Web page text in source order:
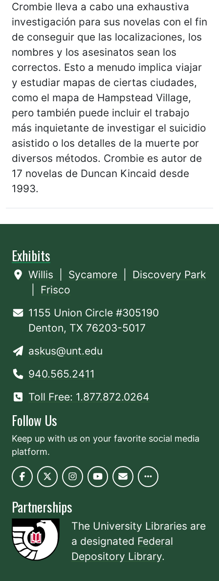
Crombie lleva a cabo una exhaustiva
investigación para sus novelas con el fin
de conseguir que las localizaciones, los
nombres y los asesinatos sean los
correctos. Esto a menudo implica viajar
y estudiar mapas de ciertas ciudades,
como el mapa de Hampstead Village,
pero también puede incluir el trabajo
más inquietante de investigar el suicidio
asistido o los detalles de la muerte por
diversos métodos. Crombie es autor de
17 novelas de Duncan Kincaid desde
1993.
Exhibits
Willis Sycamore
Discovery Park
Frisco
1155 Union Circle #305190
Denton, TX 76203-5017
askus@unt.edu
940.565.2411
Toll Free: 1.877.872.0264
Follow Us
Keep up with us on your favorite social media
platform.
Partnerships
The University Libraries are
a designated Federal
Depository Library.